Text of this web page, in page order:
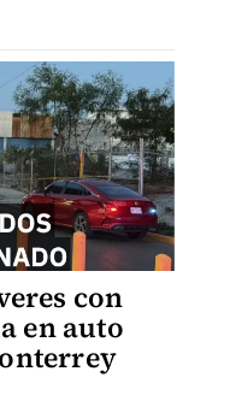
con
en auto